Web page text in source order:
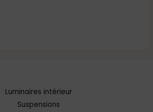
Luminaires intérieur
Suspensions